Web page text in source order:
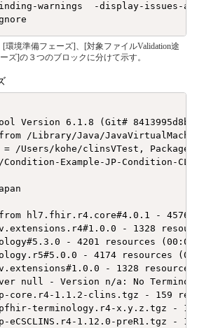
warnings  -display-issues-
環境準備フェーズ]、[対象ファイルValidation途
ズ]の３つのブロックに分けて示す。
Version 6.1.8 (Git#
/Library/Java/
= /Users/kohe/clinsVTest, Package
Condition-Example-JP-Condition-
hl7.fhir.r4.core#4.0.1 - 4576
- 1328
- 4201 resources
- 4174 resources
- 1328
null - Version n/a: No
core.r4-1.1.2-clins.tgz - 159
terminology.r4-x.y.z.tgz -
eCSCLINS.r4-1.12.0-preR1.tgz -